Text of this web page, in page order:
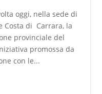
oggi, nella sede di
Costa di Carrara, la
provinciale del
promossa da
con le...